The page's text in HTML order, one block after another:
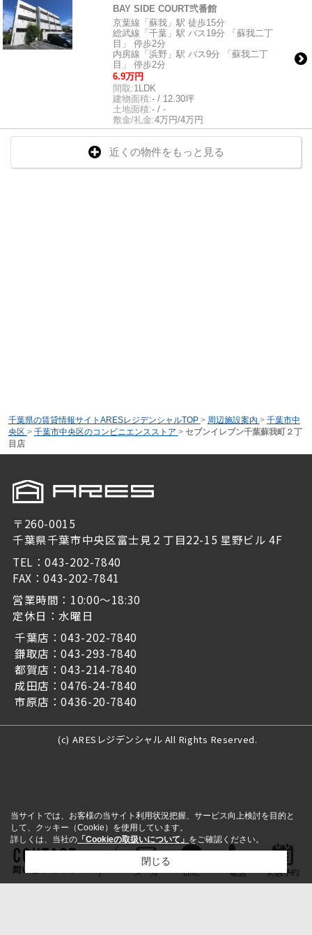
BAY SIDE COURT弐番館
京葉線「蘇我」駅 徒歩15分
総武線「千葉」駅 バス19分 「蘇我二丁
目」 停歩2分
内房線「浜野」駅 バス9分 「蘇我二丁
目」 停歩2分
6.9万円
間取:1LDK
建物面積:- / 12.30坪
土地面積:- / -
敷金/礼金:4万円/4万円
近くの物件をもっと見る
千葉県の賃貸情報サイトARESレジデンシャルTOP > 周辺施設案内 > 千葉市中
央区 > 千葉市中央区のコンビニエンスストア > セブンイレブン千葉蘇我町２丁
目店
〒260-0015
千葉県千葉市中央区富士見２丁目22-15 星野ビル 4F
TEL：043-202-7840
FAX：043-202-7841
営業時間：10:00～18:30
定休日：水曜日
千葉店：043-202-7840
鎌取店：043-293-7840
都賀店：043-214-7840
成田店：0476-24-7840
市原店：0436-20-7840
(c) ARESレジデンシャル All Rights Reserved.
問い合わせをする メール LINE 電話 来店予約
当サイトでは、お客様の当サイト利用状況把握、サービス向上検討を目的と
して、クッキー（Cookie）を使用しています。
詳しくは、当社の 「Cookieの取扱いについて」 をご確認ください。
閉じる